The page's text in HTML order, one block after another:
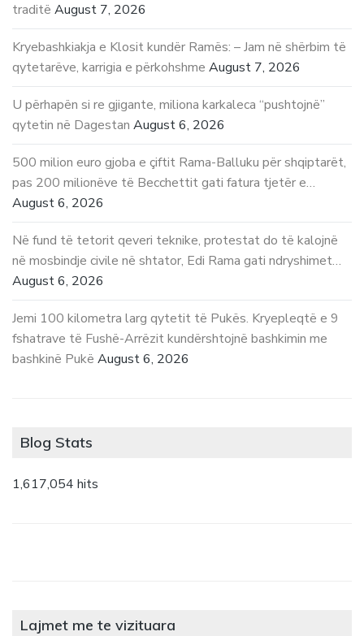
traditë August 7, 2026
Kryebashkiakja e Klosit kundër Ramës: – Jam në shërbim të
qytetarëve, karrigia e përkohshme August 7, 2026
U përhapën si re gjigante, miliona karkaleca “pushtojnë”
qytetin në Dagestan August 6, 2026
500 milion euro gjoba e çiftit Rama-Balluku për shqiptarët,
pas 200 milionëve të Becchettit gati fatura tjetër e…
August 6, 2026
Në fund të tetorit qeveri teknike, protestat do të kalojnë
në mosbindje civile në shtator, Edi Rama gati ndryshimet…
August 6, 2026
Jemi 100 kilometra larg qytetit të Pukës. Kryepleqtë e 9
fshatrave të Fushë-Arrëzit kundërshtojnë bashkimin me
bashkinë Pukë August 6, 2026
Blog Stats
1,617,054 hits
Lajmet me te vizituara